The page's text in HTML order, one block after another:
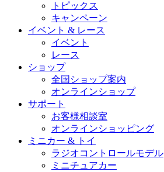
トピックス
キャンペーン
イベント & レース
イベント
レース
ショップ
全国ショップ案内
オンラインショップ
サポート
お客様相談室
オンラインショッピング
ミニカー & トイ
ラジオコントロールモデル
ミニチュアカー